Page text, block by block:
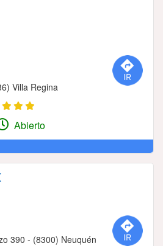
Villa Regina
Abierto
390 - (8300) Neuquén